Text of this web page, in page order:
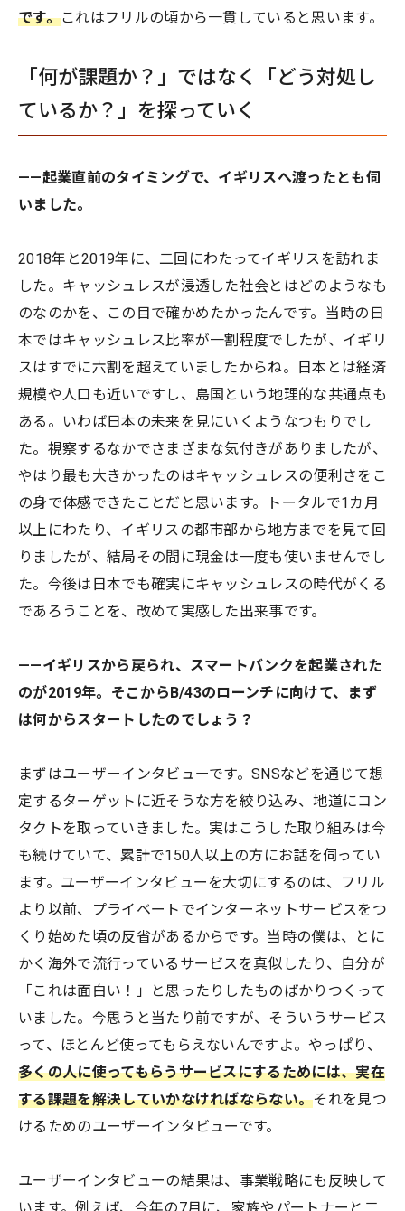
です。これはフリルの頃から一貫していると思います。
「何が課題か？」ではなく「どう対処し
ているか？」を探っていく
——起業直前のタイミングで、イギリスへ渡ったとも伺
いました。
2018年と2019年に、二回にわたってイギリスを訪れま
した。キャッシュレスが浸透した社会とはどのようなも
のなのかを、この目で確かめたかったんです。当時の日
本ではキャッシュレス比率が一割程度でしたが、イギリ
スはすでに六割を超えていましたからね。日本とは経済
規模や人口も近いですし、島国という地理的な共通点も
ある。いわば日本の未来を見にいくようなつもりでし
た。視察するなかでさまざまな気付きがありましたが、
やはり最も大きかったのはキャッシュレスの便利さをこ
の身で体感できたことだと思います。トータルで1カ月
以上にわたり、イギリスの都市部から地方までを見て回
りましたが、結局その間に現金は一度も使いませんでし
た。今後は日本でも確実にキャッシュレスの時代がくる
であろうことを、改めて実感した出来事です。
——イギリスから戻られ、スマートバンクを起業された
のが2019年。そこからB/43のローンチに向けて、まず
は何からスタートしたのでしょう？
まずはユーザーインタビューです。SNSなどを通じて想
定するターゲットに近そうな方を絞り込み、地道にコン
タクトを取っていきました。実はこうした取り組みは今
も続けていて、累計で150人以上の方にお話を伺ってい
ます。ユーザーインタビューを大切にするのは、フリル
より以前、プライベートでインターネットサービスをつ
くり始めた頃の反省があるからです。当時の僕は、とに
かく海外で流行っているサービスを真似したり、自分が
「これは面白い！」と思ったりしたものばかりつくって
いました。今思うと当たり前ですが、そういうサービス
って、ほとんど使ってもらえないんですよ。やっぱり、
多くの人に使ってもらうサービスにするためには、実在
する課題を解決していかなければならない。それを見つ
けるためのユーザーインタビューです。
ユーザーインタビューの結果は、事業戦略にも反映して
います。例えば、今年の7月に、家族やパートナーと二